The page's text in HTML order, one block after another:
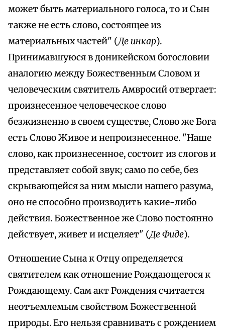
может быть материального голоса, то и Сын
также не есть слово, состоящее из
материальных частей" (Де инкар).
Принимавшуюся в доникейском богословии
аналогию между Божественным Словом и
человеческим святитель Амвросий отвергает:
произнесенное человеческое слово
безжизненно в своем существе, Слово же Бога
есть Слово Живое и непроизнесенное. "Наше
слово, как произнесенное, состоит из слогов и
представляет собой звук; само по себе, без
скрывающейся за ним мысли нашего разума,
оно не способно производить какие-либо
действия. Божественное же Слово постоянно
действует, живет и исцеляет" (Де Фиде).
Отношение Сына к Отцу определяется
святителем как отношение Рождающегося к
Рождающему. Сам акт Рождения считается
неотъемлемым свойством Божественной
природы. Его нельзя сравнивать с рождением